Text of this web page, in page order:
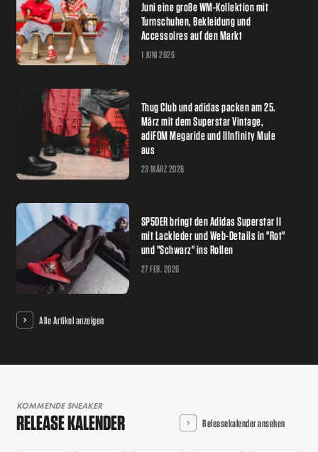
Juni eine große WM-Kollektion mit
Turnschuhen, Bekleidung und
Accessoires auf den Markt
1 JUNI 2026
Thug Club und adidas packen am 25.
März mit dem Superstar Vintage,
adiFOM Megaride und IIInfinity Mule
aus
23 MÄRZ 2026
SP5DER bringt den Adidas Superstar II
mit Lackleder und Web-Details in "Rot"
und "Schwarz" ins Rollen
27 FEB. 2026
Alle Artikel anzeigen
KOMMENDE SNEAKER
RELEASE KALENDER Releasekalender ansehen